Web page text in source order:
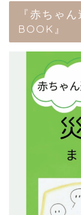
『赤ちゃ
BOOK』